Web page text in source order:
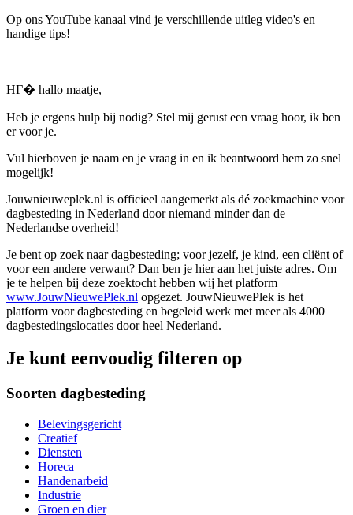
Op ons YouTube kanaal vind je verschillende uitleg video's en
handige tips!
HГ� hallo maatje,
Heb je ergens hulp bij nodig? Stel mij gerust een vraag hoor, ik ben
er voor je.
Vul hierboven je naam en je vraag in en ik beantwoord hem zo snel
mogelijk!
Jouwnieuweplek.nl is officieel aangemerkt als dé zoekmachine voor
dagbesteding in Nederland door niemand minder dan de
Nederlandse overheid!
Je bent op zoek naar dagbesteding; voor jezelf, je kind, een cliënt of
voor een andere verwant? Dan ben je hier aan het juiste adres. Om
je te helpen bij deze zoektocht hebben wij het platform
www.JouwNieuwePlek.nl opgezet. JouwNieuwePlek is het
platform voor dagbesteding en begeleid werk met meer als 4000
dagbestedingslocaties door heel Nederland.
Je kunt eenvoudig filteren op
Soorten dagbesteding
Belevingsgericht
Creatief
Diensten
Horeca
Handenarbeid
Industrie
Groen en dier